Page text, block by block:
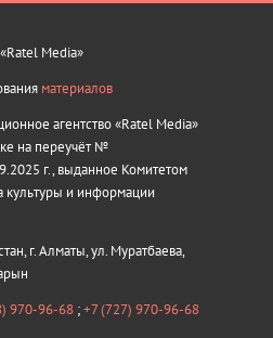
Media»
материалов
агентство «Ratel Media»
на переучёт №
г., выданное Комитетом
культуры и информации
г. Алматы, ул. Муратбаева,
970-96-68 ;+7 (727) 970-96-68